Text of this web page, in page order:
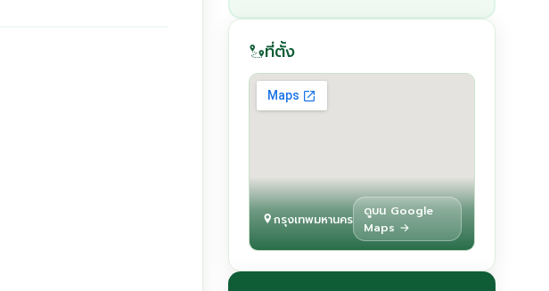
ที่ตั้ง
กรุงเทพมหานคร
ดูบน Google
Maps →